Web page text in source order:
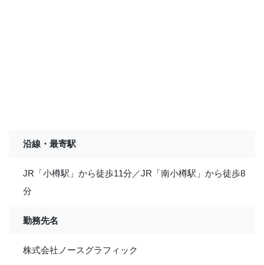
沿線・最寄駅
JR「小樽駅」から徒歩11分／JR「南小樽駅」から徒歩8
分
勤務先名
株式会社ノースグラフィック